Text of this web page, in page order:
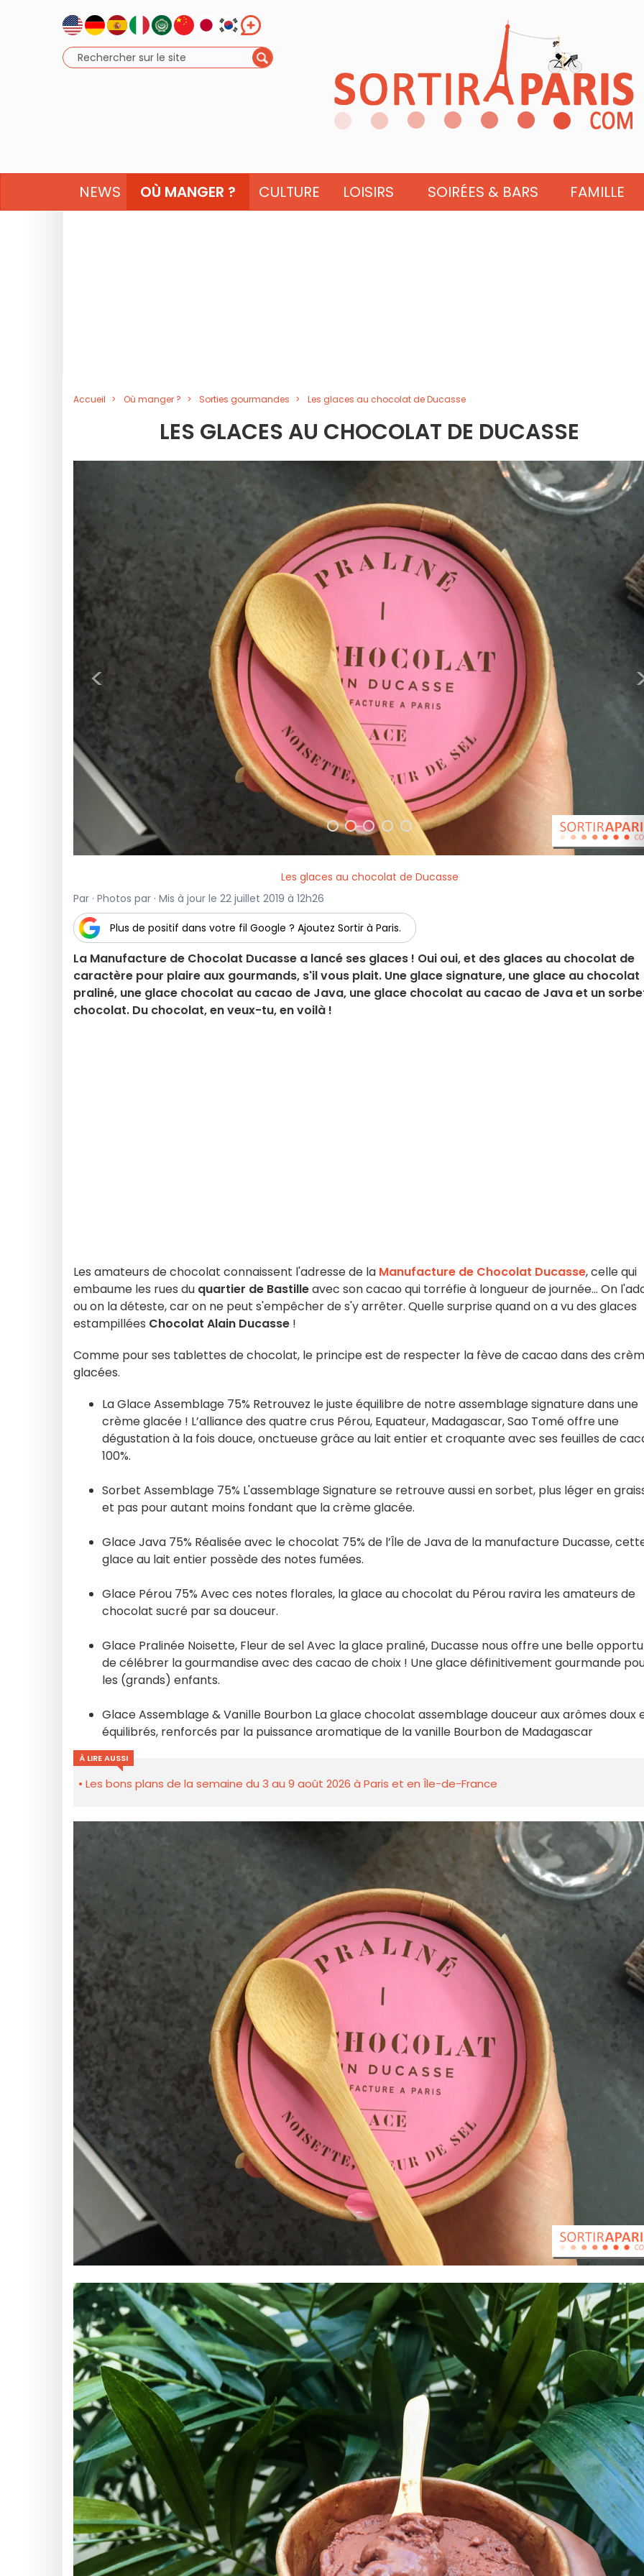
NEWS OÙ MANGER ? CULTURE LOISIRS SOIRÉES & BARS FAMILLE
Accueil Où manger ? Sorties gourmandes Les glaces au chocolat de Ducasse
LES GLACES AU CHOCOLAT DE DUCASSE
<
Les glaces au chocolat de Ducasse
Par · Photos par · Mis à jour le 22 juillet 2019 à 12h26
Plus de positif dans votre fil Google ? Ajoutez Sortir à Paris.
La Manufacture de Chocolat Ducasse a lancé ses glaces ! Oui oui, et des glaces au chocolat de
caractère pour plaire aux gourmands, s'il vous plait. Une glace signature, une glace au chocolat
praliné, une glace chocolat au cacao de Java, une glace chocolat au cacao de Java et un
chocolat. Du chocolat, en veux-tu, en voilà !
Les amateurs de chocolat connaissent l'adresse de la Manufacture de Chocolat Ducasse, celle qui
embaume les rues du quartier de Bastilleavec son cacao qui torréfie à longueur de journée... On
ou on la déteste, car on ne peut s'empêcher de s'y arrêter. Quelle surprise quand on a vu des glaces
estampillées Chocolat Alain Ducasse !
Comme pour ses tablettes de chocolat, le principe est de respecter la fève de cacao dans des
glacées.
La Glace Assemblage 75% Retrouvez le juste équilibre de notre assemblage signature dans une
crème glacée ! L’alliance des quatre crus Pérou, Equateur, Madagascar, Sao Tomé offre une
dégustation à la fois douce, onctueuse grâce au lait entier et croquante avec ses feuilles de
100%.
Sorbet Assemblage 75% L'assemblage Signature se retrouve aussi en sorbet, plus léger en
et pas pour autant moins fondant que la crème glacée.
Glace Java 75% Réalisée avec le chocolat 75% de l’Île de Java de la manufacture Ducasse,
glace au lait entier possède des notes fumées.
Glace Pérou 75% Avec ces notes florales, la glace au chocolat du Pérou ravira les amateurs de
chocolat sucré par sa douceur.
Glace Pralinée Noisette, Fleur de sel Avec la glace praliné, Ducasse nous offre une belle
de célébrer la gourmandise avec des cacao de choix ! Une glace définitivement gourmande
les (grands) enfants.
Glace Assemblage & Vanille Bourbon La glace chocolat assemblage douceur aux arômes doux
équilibrés, renforcés par la puissance aromatique de la vanille Bourbon de Madagascar
À LIRE AUSSI
Les bons plans de la semaine du 3 au 9 août 2026 à Paris et en Île-de-France